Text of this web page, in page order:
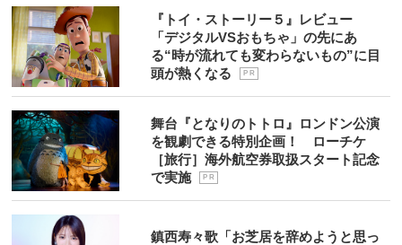
『トイ・ストーリー５』レビュー
「デジタルVSおもちゃ」の先にあ
る“時が流れても変わらないもの”に目
頭が熱くなる
P R
舞台『となりのトトロ』ロンドン公演
を観劇できる特別企画！ ローチケ
［旅行］海外航空券取扱スタート記念
で実施
P R
鎮西寿々歌「お芝居を辞めようと思っ